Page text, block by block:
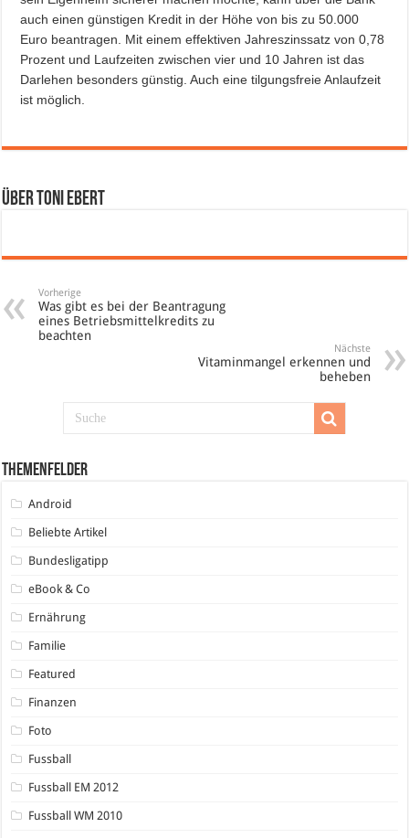
auch einen günstigen Kredit in der Höhe von bis zu 50.000
Euro beantragen. Mit einem effektiven Jahreszinssatz von 0,78
Prozent und Laufzeiten zwischen vier und 10 Jahren ist das
Darlehen besonders günstig. Auch eine tilgungsfreie Anlaufzeit
ist möglich.
Über Toni Ebert
Vorherige
Was gibt es bei der Beantragung
eines Betriebsmittelkredits zu
beachten
Nächste
Vitaminmangel erkennen und
beheben
Themenfelder
Android
Beliebte Artikel
Bundesligatipp
eBook & Co
Ernährung
Familie
Featured
Finanzen
Foto
Fussball
Fussball EM 2012
Fussball WM 2010